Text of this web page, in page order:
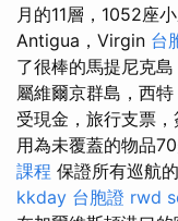
月的11層，1052座
Antigua，Virgin 台
了很棒的馬提尼克
屬維爾京群島，西特
受現金，旅行支票，
用為未覆蓋的物品
課程 保證所有巡航
kkday 台胞證 rwd